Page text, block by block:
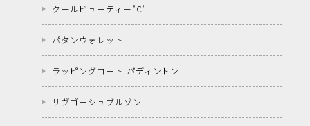
クールビューティー"C"
パタンウォレット
ラッピングコート パディントン
リヴゴーシュブルゾン